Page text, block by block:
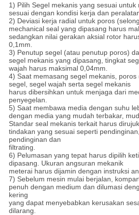
1) Pilih Segel mekanis yang sesuai untuk
sesuai dengan kondisi kerja dan
2) Deviasi kerja radial untuk poros
mechanical seal yang dipasang harus
sedangkan nilai gerakan aksial rotor
0,1mm.
3) Penutup segel (atau penutup poros)
segel mekanis yang dipasang, tingkat
wajah harus maksimal 0,04mm.
4) Saat memasang segel mekanis,
segel, segel wajah serta segel mekanis
harus dibersihkan untuk menjaga dari
penyegelan.
5) Saat membawa media dengan suhu
dengan media yang mudah terbakar,
Standar seal mekanis terkait harus
tindakan yang sesuai seperti
pendinginan dan
filtrating.
6) Pelumasan yang tepat harus dipilih
dipasang. Ukuran angsuran mekanik
meterai harus dijamin dengan instruksi
7) Sebelum mesin mulai berjalan,
penuh dengan medium dan dilumasi
kering
yang dapat menyebabkan kerusakan
dilarang.